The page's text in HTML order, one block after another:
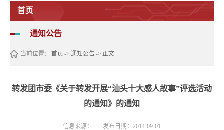
首页
通知公告
当前位置： 首页-> 通知公告-> 正文
转发团市委《关于转发开展“汕头十大感人故事”评选活动
的通知》的通知
信息来源： 发布日期：2014-09-01